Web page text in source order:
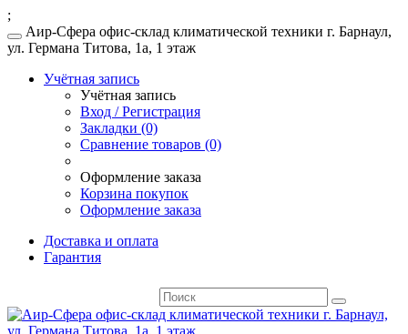
;
Аир-Сфера офис-склад климатической техники г. Барнаул,
ул. Германа Титова, 1а, 1 этаж
Учётная запись
Учётная запись
Вход / Регистрация
Закладки (0)
Сравнение товаров (0)
Оформление заказа
Корзина покупок
Оформление заказа
Доставка и оплата
Гарантия